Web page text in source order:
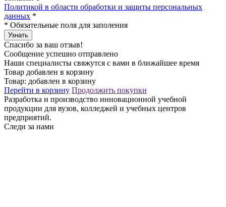
Политикой в области обработки и защиты персональных
данных *
* Обязательные поля для заполения
Узнать
Спасибо за ваш отзыв!
Сообщение успешно отправлено
Наши специалисты свяжутся с вами в ближайшее время
Товар добавлен в корзину
Товар: добавлен в корзину
Перейти в корзину Продолжить покупки
Разработка и производство инновационной учебной
продукции для вузов, колледжей и учебных центров
предприятий.
Следи за нами